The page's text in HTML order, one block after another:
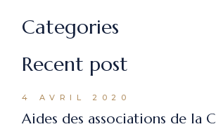
Categories
Recent post
4 AVRIL 2020
Aides des associations de la